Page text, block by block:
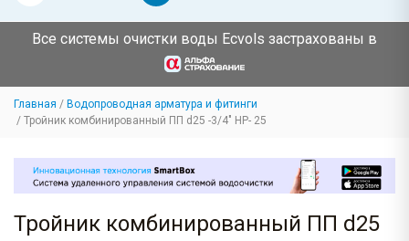
Все системы очистки воды Ecvols застрахованы в
Главная
Водопроводная арматура и фитинги
Тройник комбинированный ПП d25 -3/4" НР- 25
Тройник комбинированный ПП d25